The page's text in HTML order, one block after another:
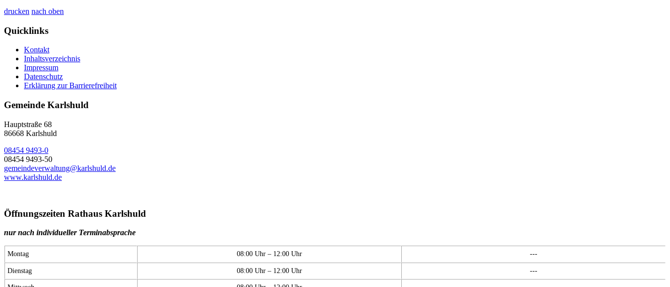
drucken nach oben
Quicklinks
Kontakt
Inhaltsverzeichnis
Impressum
Datenschutz
Erklärung zur Barrierefreiheit
Gemeinde Karlshuld
Hauptstraße 68
86668 Karlshuld
08454 9493-0
08454 9493-50
gemeindeverwaltung@karlshuld.de
www.karlshuld.de
Öffnungszeiten Rathaus Karlshuld
nur nach individueller Terminabsprache
Montag 08:00 Uhr – 12:00 Uhr ---
Dienstag 08:00 Uhr – 12:00 Uhr ---